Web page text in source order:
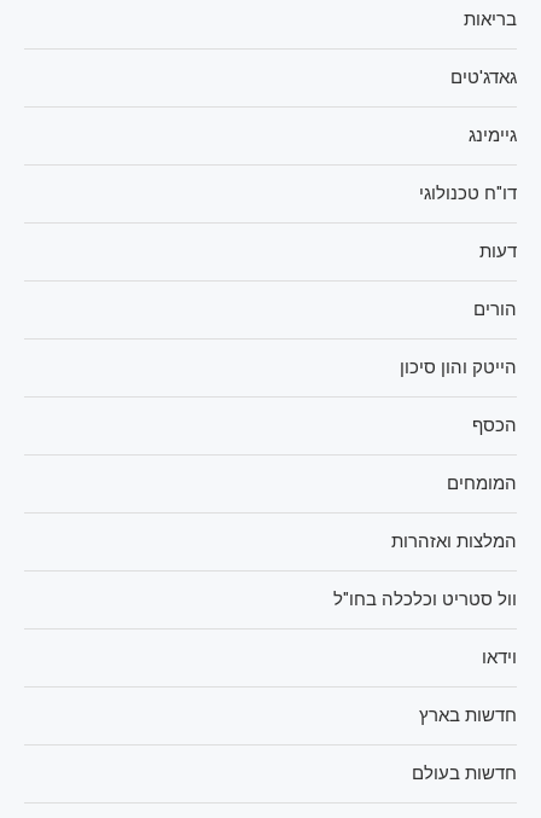
בריאות
גאדג'טים
גיימינג
דו"ח טכנולוגי
דעות
הורים
הייטק והון סיכון
הכסף
המומחים
המלצות ואזהרות
וול סטריט וכלכלה בחו"ל
וידאו
חדשות בארץ
חדשות בעולם